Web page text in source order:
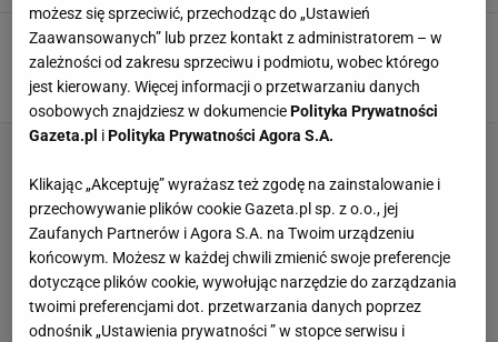
Słynny włoski trener: Krzysztof Piątek jest pod
jednym względem jak Cristiano Ronaldo
BR, "Super Express",19 LUTEGO 2019, 10:01
możesz się sprzeciwić, przechodząc do „Ustawień
Zaawansowanych” lub przez kontakt z administratorem – w
zależności od zakresu sprzeciwu i podmiotu, wobec którego
jest kierowany. Więcej informacji o przetwarzaniu danych
osobowych znajdziesz w dokumenciePolityka Prywatności
Gazeta.pl iPolityka Prywatności Agora S.A.
Klikając „Akceptuję” wyrażasz też zgodę na zainstalowanie i
przechowywanie plików cookie Gazeta.pl sp. z o.o., jej
Zaufanych Partnerów i Agora S.A. na Twoim urządzeniu
końcowym. Możesz w każdej chwili zmienić swoje preferencje
dotyczące plików cookie, wywołując narzędzie do zarządzania
twoimi preferencjami dot. przetwarzania danych poprzez
odnośnik „Ustawienia prywatności ” w stopce serwisu i